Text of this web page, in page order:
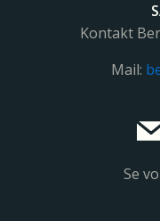
Kontakt
Mail:
Se